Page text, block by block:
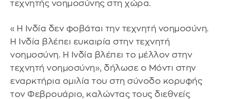
τεχνητής νοημοσύνης στη χώρα.
«Η Ινδία δεν φοβάται την τεχνητή νοημοσύνη.
Η Ινδία βλέπει ευκαιρία στην τεχνητή
νοημοσύνη. Η Ινδία βλέπει το μέλλον στην
τεχνητή νοημοσύνη», δήλωσε ο Μόντι στην
εναρκτήρια ομιλία του στη σύνοδο κορυφής
τον Φεβρουάριο, καλώντας τους διεθνείς